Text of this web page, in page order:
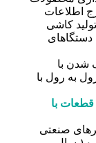
کاشی
با
رول با
با
صنعتی